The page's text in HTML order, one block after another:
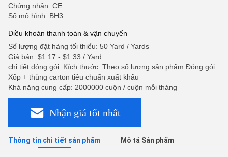
Chứng nhận: CE
Số mô hình: BH3
Điều khoản thanh toán & vận chuyển
Số lượng đặt hàng tối thiểu: 50 Yard / Yards
Giá bán: $1.17 - $1.33 / Yard
chi tiết đóng gói: Kích thước: Theo số lượng sản phẩm Đóng gói:
Xốp + thùng carton tiêu chuẩn xuất khẩu
Khả năng cung cấp: 2000000 cuộn / cuộn mỗi tháng
Nhận giá tốt nhất
Thông tin chi tiết sản phẩm Mô tả Sản phẩm